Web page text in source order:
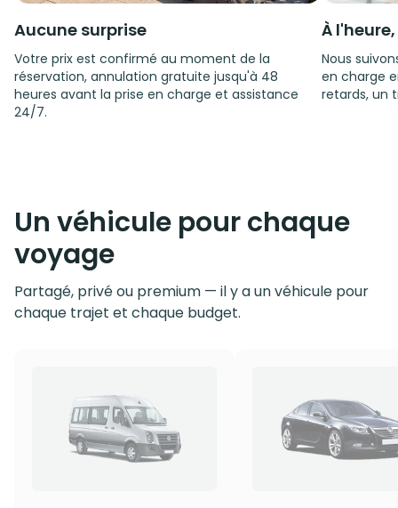
Aucune surprise
Votre prix est confirmé au moment de la
réservation, annulation gratuite jusqu'à 48
heures avant la prise en charge et assistance
24/7.
À
Nous
en charge
retards, un
Un véhicule pour chaque
voyage
Partagé, privé ou premium — il y a un véhicule pour
chaque trajet et chaque budget.